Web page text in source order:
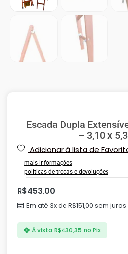
Escada Dupla
– 3,10 x
Adicionar à lista de
mais informações
políticas de trocas e devoluções
R$453,00
Em até 3x de R$151,00 sem juros
À vista R$430,35 no Pix